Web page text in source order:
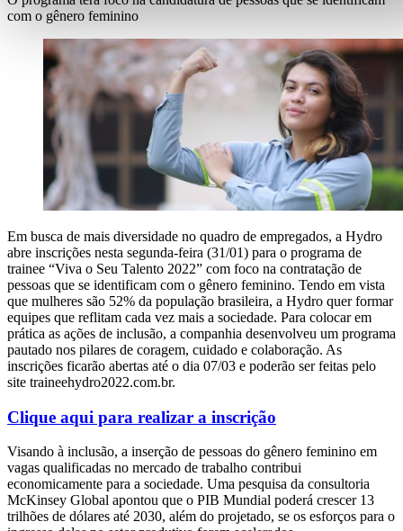
com o gênero feminino
Em busca de mais diversidade no quadro de empregados, a Hydro
abre inscrições nesta segunda-feira (31/01) para o programa de
trainee “Viva o Seu Talento 2022” com foco na contratação de
pessoas que se identificam com o gênero feminino. Tendo em vista
que mulheres são 52% da população brasileira, a Hydro quer formar
equipes que reflitam cada vez mais a sociedade. Para colocar em
prática as ações de inclusão, a companhia desenvolveu um programa
pautado nos pilares de coragem, cuidado e colaboração. As
inscrições ficarão abertas até o dia 07/03 e poderão ser feitas pelo
site traineehydro2022.com.br.
Clique aqui para realizar a inscrição
Visando à inclusão, a inserção de pessoas do gênero feminino em
vagas qualificadas no mercado de trabalho contribui
economicamente para a sociedade. Uma pesquisa da consultoria
McKinsey Global apontou que o PIB Mundial poderá crescer 13
trilhões de dólares até 2030, além do projetado, se os esforços para o